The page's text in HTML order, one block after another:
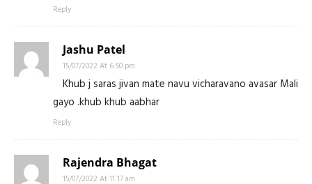
Reply
Jashu Patel
15/07/2022 At 6:50 pm
Khub j saras jivan mate navu vicharavano avasar Mali
gayo .khub khub aabhar
Reply
Rajendra Bhagat
15/07/2022 At 11:17 am